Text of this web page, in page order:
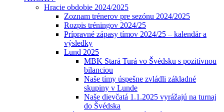
Hracie obdobie 2024/2025
Zoznam trénerov pre sezónu 2024/2025
Rozpis tréningov 2024/25
Prípravné zápasy tímov 2024/25 – kalendár a
výsledky
Lund 2025
MBK Stará Turá vo Švédsku s pozitívnou
bilanciou
Naše tímy úspešne zvládli základné
skupiny v Lunde
Naše dievčatá 1.1.2025 vyrážajú na turnaj
do Švédska